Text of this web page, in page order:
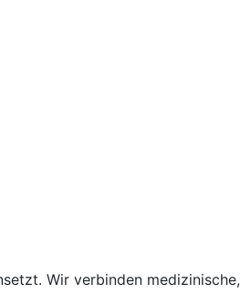
Wir verbinden medizinische,